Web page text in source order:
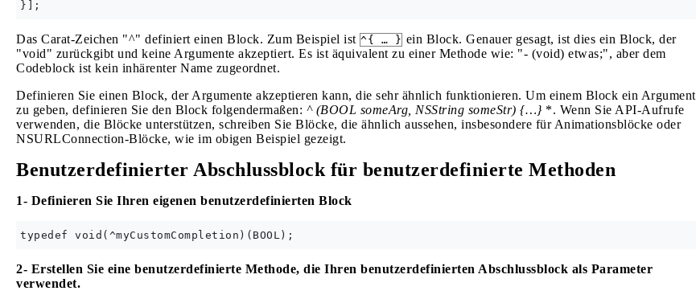
Das Carat-Zeichen "^" definiert einen Block. Zum Beispiel ist ^{ … } ein Block. Genauer gesagt, ist dies ein Block, der
"void" zurückgibt und keine Argumente akzeptiert. Es ist äquivalent zu einer Methode wie: "- (void) etwas;", aber dem
Codeblock ist kein inhärenter Name zugeordnet.
Definieren Sie einen Block, der Argumente akzeptieren kann, die sehr ähnlich funktionieren. Um einem Block ein Argument
zu geben, definieren Sie den Block folgendermaßen: ^ (BOOL someArg, NSString someStr) {…}*. Wenn Sie API-Aufrufe
verwenden, die Blöcke unterstützen, schreiben Sie Blöcke, die ähnlich aussehen, insbesondere für Animationsblöcke oder
NSURLConnection-Blöcke, wie im obigen Beispiel gezeigt.
Benutzerdefinierter Abschlussblock für benutzerdefinierte Methoden
1- Definieren Sie Ihren eigenen benutzerdefinierten Block
2- Erstellen Sie eine benutzerdefinierte Methode, die Ihren benutzerdefinierten Abschlussblock als Parameter
verwendet.